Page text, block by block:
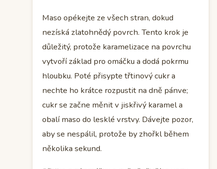
Maso opékejte ze všech stran, dokud
nezíská zlatohnědý povrch. Tento krok je
důležitý, protože karamelizace na povrchu
vytvoří základ pro omáčku a dodá pokrmu
hloubku. Poté přisypte třtinový cukr a
nechte ho krátce rozpustit na dně pánve;
cukr se začne měnit v jiskřivý karamel a
obalí maso do lesklé vrstvy. Dávejte pozor,
aby se nespálil, protože by zhořkl během
několika sekund.